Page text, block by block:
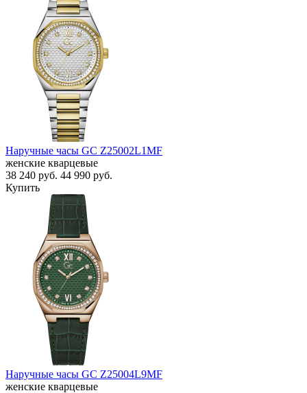
Наручные часы GC Z25002L1MF
женские кварцевые
38 240 руб. 44 990 руб.
Купить
Наручные часы GC Z25004L9MF
женские кварцевые